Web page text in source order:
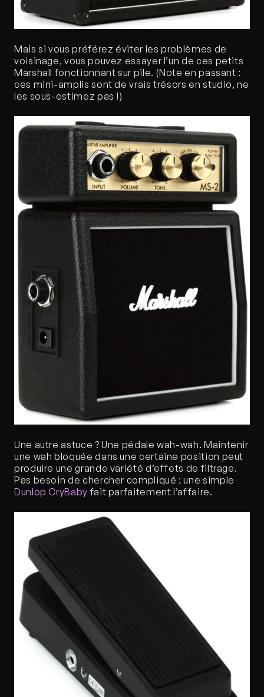
Mais si vous préférez éviter les problèmes de
voisinage, vous pouvez essayer l’un de ces petits
Marshall fonctionnant sur pile. (Note en passant :
ces mini-amplis sont de vrais trésors en studio, ne
les sous-estimez pas !)
Une autre astuce ? Une pédale wah-wah. Maintenir
une wah bloquée dans une certaine position peut
produire une grande variété d’effets de filtrage.
Dunlop CryBaby fait parfaitement l’affaire.